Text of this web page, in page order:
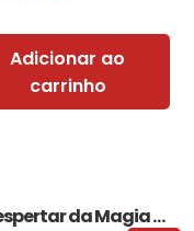
Adicionar ao
carrinho
O Despertar da Magia (Edição especial limitada)